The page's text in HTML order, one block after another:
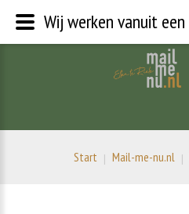
Start | Mail-me-nu.nl |